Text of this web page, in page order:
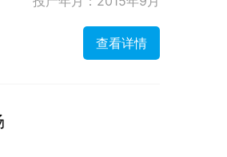
查看详情